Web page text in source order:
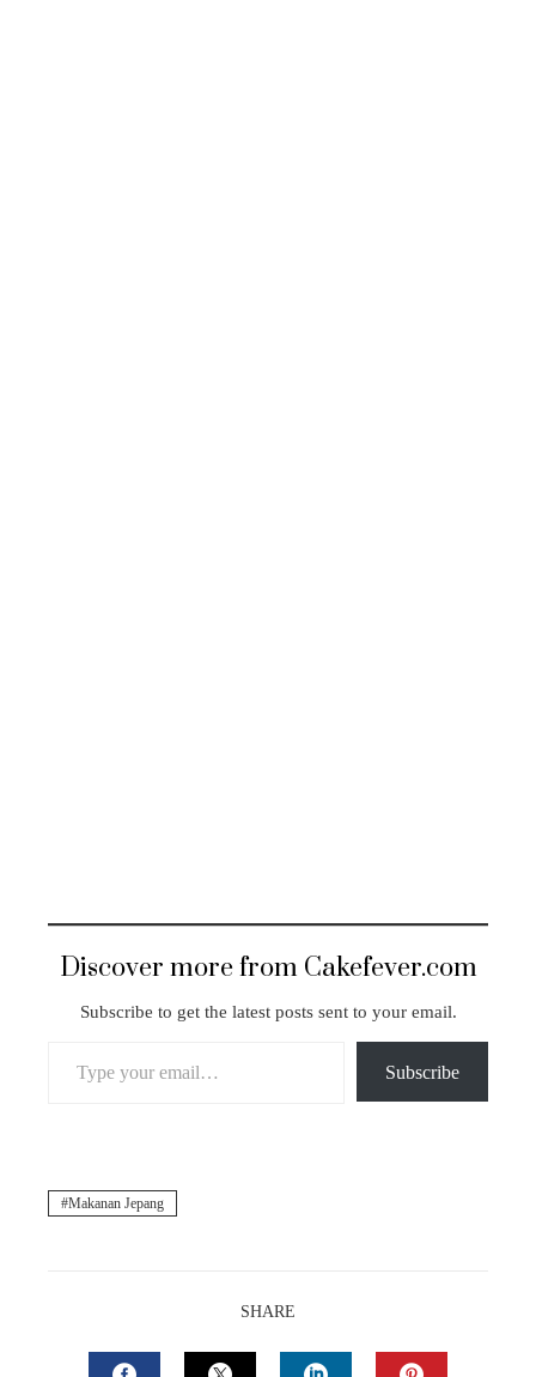
Discover more from Cakefever.com
Subscribe to get the latest posts sent to your email.
Subscribe
Makanan Jepang
SHARE